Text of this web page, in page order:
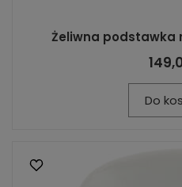
Żeliwna podstawka
Do